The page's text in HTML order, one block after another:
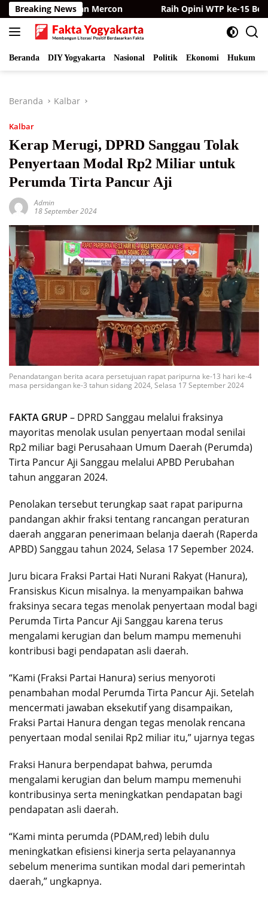
Langsung
ke
konten
Breaking News
Bagikan Mercon Raih Opini WTP ke-15 Berturut-
Beranda DIY Yogyakarta Nasional Politik Ekonomi Hukum
Beranda Kalbar
Kalbar
Kerap Merugi, DPRD Sanggau Tolak
Penyertaan Modal Rp2 Miliar untuk
Perumda Tirta Pancur Aji
Admin
18 September 2024
Penandatangan berita acara persetujuan rapat paripurna ke-13 hari ke-4
masa persidangan ke-3 tahun sidang 2024, Selasa 17 September 2024
FAKTA GRUP – DPRD Sanggau melalui fraksinya
mayoritas menolak usulan penyertaan modal senilai
Rp2 miliar bagi Perusahaan Umum Daerah (Perumda)
Tirta Pancur Aji Sanggau melalui APBD Perubahan
tahun anggaran 2024.
Penolakan tersebut terungkap saat rapat paripurna
pandangan akhir fraksi tentang rancangan peraturan
daerah anggaran penerimaan belanja daerah (Raperda
APBD) Sanggau tahun 2024, Selasa 17 Sepember 2024.
Juru bicara Fraksi Partai Hati Nurani Rakyat (Hanura),
Fransiskus Kicun misalnya. Ia menyampaikan bahwa
fraksinya secara tegas menolak penyertaan modal bagi
Perumda Tirta Pancur Aji Sanggau karena terus
mengalami kerugian dan belum mampu memenuhi
kontribusi bagi pendapatan asli daerah.
“Kami (Fraksi Partai Hanura) serius menyoroti
penambahan modal Perumda Tirta Pancur Aji. Setelah
mencermati jawaban eksekutif yang disampaikan,
Fraksi Partai Hanura dengan tegas menolak rencana
penyertaan modal senilai Rp2 miliar itu,” ujarnya tegas
Fraksi Hanura berpendapat bahwa, perumda
mengalami kerugian dan belum mampu memenuhi
kontribusinya serta meningkatkan pendapatan bagi
pendapatan asli daerah.
“Kami minta perumda (PDAM,red) lebih dulu
meningkatkan efisiensi kinerja serta pelayanannya
sebelum menerima suntikan modal dari pemerintah
daerah,” ungkapnya.